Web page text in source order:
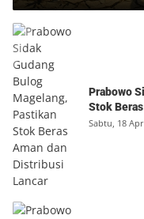
Prabowo
Stok
Sabtu, 18